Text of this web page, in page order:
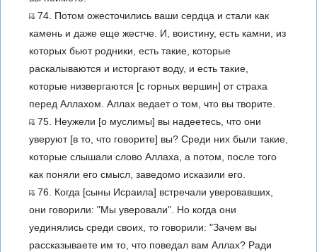
74. Потом ожесточились ваши сердца и стали как
камень и даже еще жестче. И, воистину, есть камни, из
которых бьют родники, есть такие, которые
раскалываются и исторгают воду, и есть такие,
которые низвергаются [с горных вершин] от страха
перед Аллахом. Аллах ведает о том, что вы творите.
75. Неужели [о муслимы] вы надеетесь, что они
уверуют [в то, что говорите] вы? Среди них были такие,
которые слышали слово Аллаха, а потом, после того
как поняли его смысл, заведомо исказили его.
76. Когда [сыны Исраила] встречали уверовавших,
они говорили: "Мы уверовали". Но когда они
уединялись среди своих, то говорили: "Зачем вы
рассказываете им то, что поведал вам Аллах? Ради